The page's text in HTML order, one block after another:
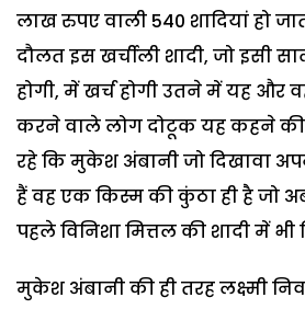
लाख रुपए वाली 540 शादियां हो
दौलत इस खर्चीली शादी, जो इसी
होगी, में खर्च होगी उतने में यह और
करने वाले लोग दोटूक यह कहने की
रहे कि मुकेश अंबानी जो दिखावा
हैं वह एक किस्म की कुंठा ही है जो
पहले विनिशा मित्तल की शादी में भी
मुकेश अंबानी की ही तरह लक्ष्मी